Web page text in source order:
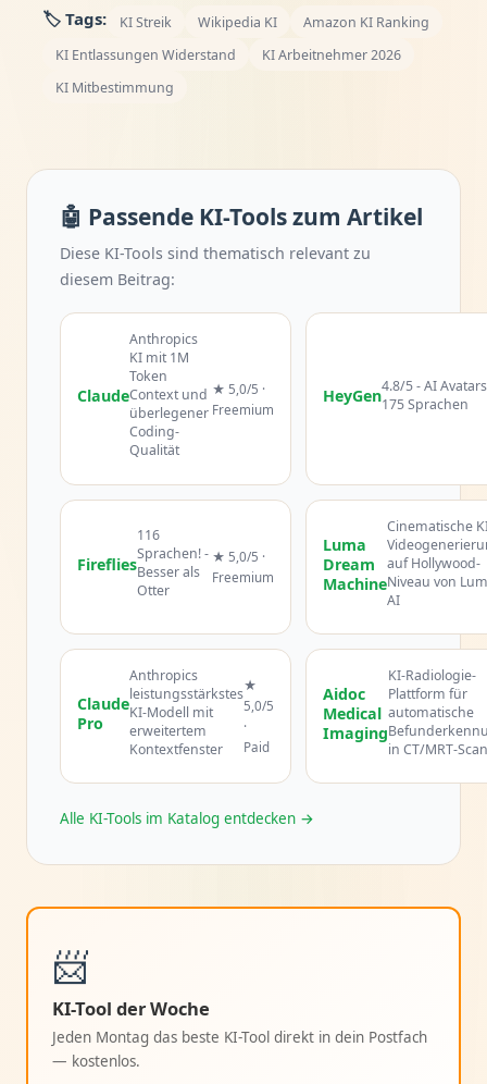
🏷️ Tags: KI Streik Wikipedia KI
Amazon KI Ranking
KI Entlassungen Widerstand
KI Arbeitnehmer 2026
KI Mitbestimmung
🤖 Passende KI-Tools zum Artikel
Diese KI-Tools sind thematisch relevant zu
diesem Beitrag:
Claude
Anthropics
KI mit 1M
Token
Context und
überlegener
Coding-
Qualität
★ 5,0/5 ·
Freemium
HeyGen4.8/5 - AI
175 Sprachen
Fireflies
116
Sprachen! -
Besser als
Otter
★ 5,0/5 ·
Freemium
Luma
Dream
Machine
Cinematische
auf Hollywood-
Niveau von
AI
Claude
Pro
Anthropics
leistungsstärkstes
KI-Modell mit
erweitertem
Kontextfenster
★
5,0/5
·
Paid
Aidoc
Medical
Imaging
KI-Radiologie-
Plattform für
automatische
in CT/MRT-
Alle KI-Tools im Katalog entdecken →
📨
KI-Tool der Woche
Jeden Montag das beste KI-Tool direkt in dein Postfach
— kostenlos.